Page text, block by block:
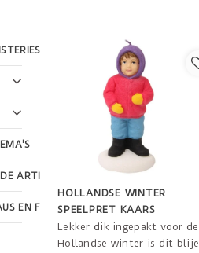
ARTIKELEN
EN FEESTDAGEN
HOLLANDSE WINTER
SPEELPRET KAARS
Lekker dik ingepakt voor de
Hollandse winter is dit blije